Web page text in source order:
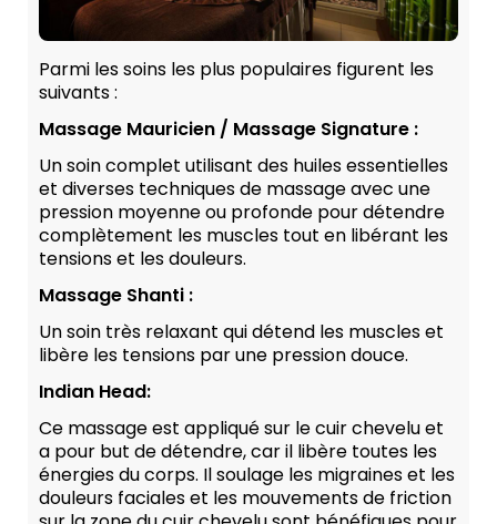
Parmi les soins les plus populaires figurent les
suivants :
Massage Mauricien / Massage Signature :
Un soin complet utilisant des huiles essentielles
et diverses techniques de massage avec une
pression moyenne ou profonde pour détendre
complètement les muscles tout en libérant les
tensions et les douleurs.
Massage Shanti :
Un soin très relaxant qui détend les muscles et
libère les tensions par une pression douce.
Indian Head:
Ce massage est appliqué sur le cuir chevelu et
a pour but de détendre, car il libère toutes les
énergies du corps. Il soulage les migraines et les
douleurs faciales et les mouvements de friction